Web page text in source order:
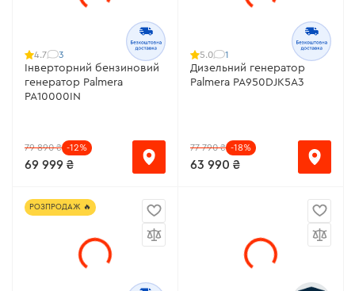
4.7 3
Інверторний бензиновий
генератор Palmera
PA10000IN
79 890 ₴ -12%
69 999 ₴
5.0 1
Дизельний генератор
Palmera PA950DJK5A3
77 790 ₴ -18%
63 990 ₴
РОЗПРОДАЖ 🔥